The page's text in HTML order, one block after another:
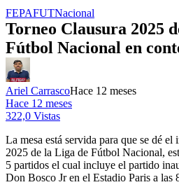
FEPAFUTNacional
Torneo Clausura 2025
Fútbol Nacional en
Ariel CarrascoHace 12 meses
Hace 12 meses
322,0 Vistas
La mesa está servida para que se dé
2025 de la Liga de Fútbol Nacional,
5 partidos el cual incluye el partido
Don Bosco Jr en el Estadio Paris a las